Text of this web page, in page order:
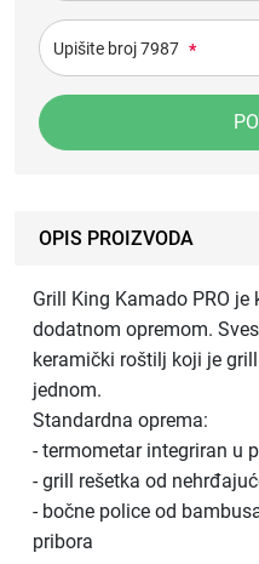
Upišite broj 7987 *
OPIS PROIZVODA
Grill King Kamado PRO
dodatnom opremom.
keramički roštilj koji je
jednom.
Standardna oprema:
- termometar integriran u
- grill rešetka od
- bočne police od
pribora